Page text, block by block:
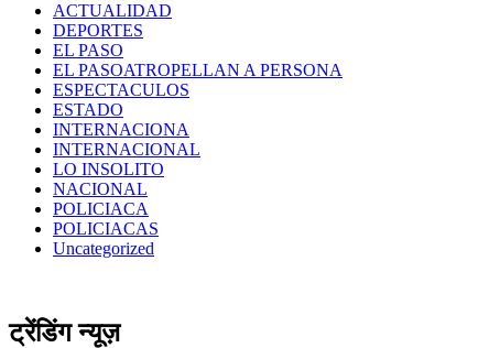
ACTUALIDAD
DEPORTES
EL PASO
EL PASOATROPELLAN A PERSONA
ESPECTACULOS
ESTADO
INTERNACIONA
INTERNACIONAL
LO INSOLITO
NACIONAL
POLICIACA
POLICIACAS
Uncategorized
ट्रेंडिंग न्यूज़